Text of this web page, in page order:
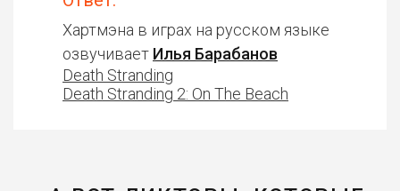
Хартмэна в играх на русском языке
озвучивает Илья Барабанов
Death Stranding
Death Stranding 2: On The Beach